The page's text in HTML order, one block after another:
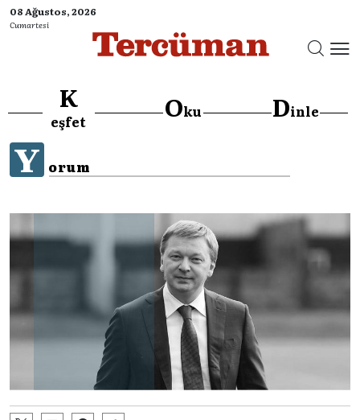
08 Ağustos, 2026
Cumartesi
K
eşfet Oku Dinle
Y orum